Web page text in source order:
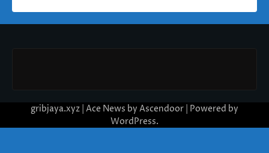
gribjaya.xyz | Ace News by Ascendoor | Powered by
WordPress.